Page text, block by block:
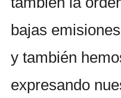
bajas
y también
expresando